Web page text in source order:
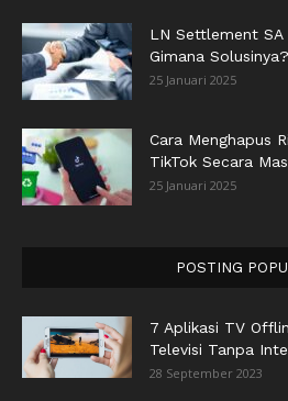
LN Settlement SA
Gimana Solusinya?
25 Januari 2025
Cara Menghapus
TikTok Secara
25 Januari 2025
POSTING
7 Aplikasi TV
Televisi Tanpa
28 September 2023